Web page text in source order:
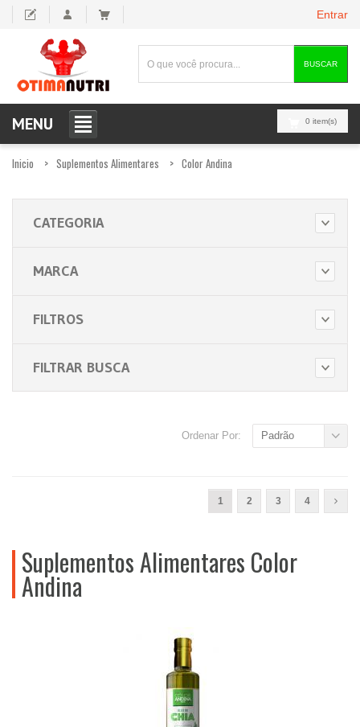
Entrar
BUSCAR
0 item(s)
MENU
Inicio Suplementos Alimentares Color Andina
CATEGORIA
MARCA
FILTROS
FILTRAR BUSCA
Ordenar Por: Padrão
1 2 3 4
Suplementos Alimentares Color
Andina